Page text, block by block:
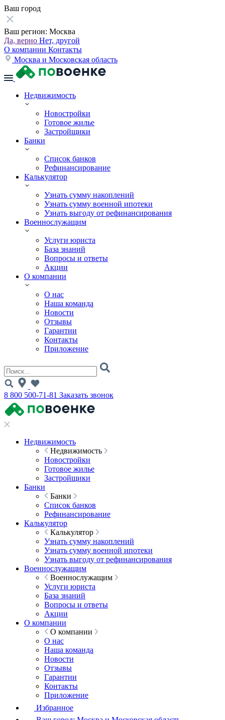
Ваш город
Ваш регион: Москва
Да, верно Нет, другой
О компании Контакты
Москва и Московская область
Недвижимость
Новостройки
Готовое жилье
Застройщики
Банки
Список банков
Рефинансирование
Калькулятор
Узнать сумму накоплений
Узнать сумму военной ипотеки
Узнать выгоду от рефинансирования
Военнослужащим
Услуги юриста
База знаний
Вопросы и ответы
Акции
О компании
О нас
Наша команда
Новости
Отзывы
Гарантии
Контакты
Приложение
8 800 500-71-81 Заказать звонок
Недвижимость
Недвижимость
Новостройки
Готовое жилье
Застройщики
Банки
Банки
Список банков
Рефинансирование
Калькулятор
Калькулятор
Узнать сумму накоплений
Узнать сумму военной ипотеки
Узнать выгоду от рефинансирования
Военнослужащим
Военнослужащим
Услуги юриста
База знаний
Вопросы и ответы
Акции
О компании
О компании
О нас
Наша команда
Новости
Отзывы
Гарантии
Контакты
Приложение
Избранное